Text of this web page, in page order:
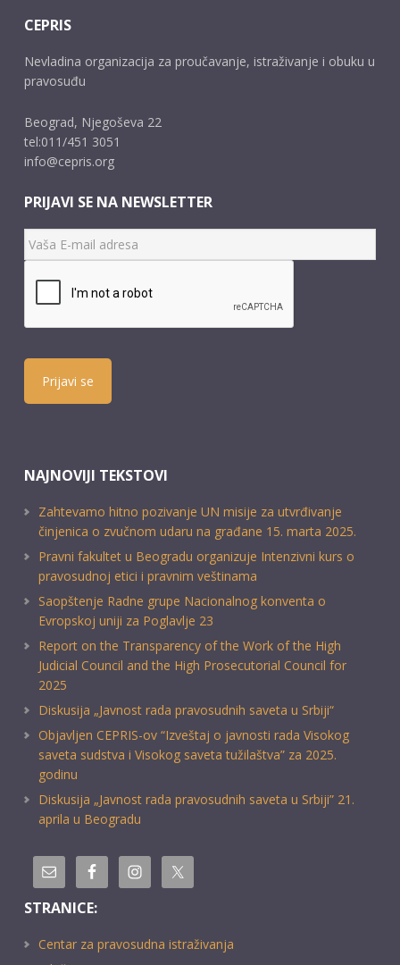
CEPRIS
Nevladina organizacija za proučavanje, istraživanje i obuku u
pravosuđu
Beograd, Njegoševa 22
tel:011/451 3051
info@cepris.org
PRIJAVI SE NA NEWSLETTER
Prijavi se
NAJNOVIJI TEKSTOVI
Zahtevamo hitno pozivanje UN misije za utvrđivanje
činjenica o zvučnom udaru na građane 15. marta 2025.
Pravni fakultet u Beogradu organizuje Intenzivni kurs o
pravosudnoj etici i pravnim veštinama
Saopštenje Radne grupe Nacionalnog konventa o
Evropskoj uniji za Poglavlje 23
Report on the Transparency of the Work of the High
Judicial Council and the High Prosecutorial Council for
2025
Diskusija „Javnost rada pravosudnih saveta u Srbiji“
Objavljen CEPRIS-ov “Izveštaj o javnosti rada Visokog
saveta sudstva i Visokog saveta tužilaštva” za 2025.
godinu
Diskusija „Javnost rada pravosudnih saveta u Srbiji” 21.
aprila u Beogradu
STRANICE:
Centar za pravosudna istraživanja